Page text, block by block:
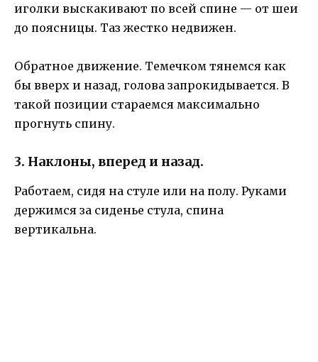
иголки выскакивают по всей спине — от шеи
до поясницы. Таз жестко недвижен.
Обратное движение. Темечком тянемся как
бы вверх и назад, голова запрокидывается. В
такой позиции стараемся максимально
прогнуть спину.
3. Наклоны, вперед и назад.
Работаем, сидя на стуле или на полу. Руками
держимся за сиденье стула, спина
вертикальна.